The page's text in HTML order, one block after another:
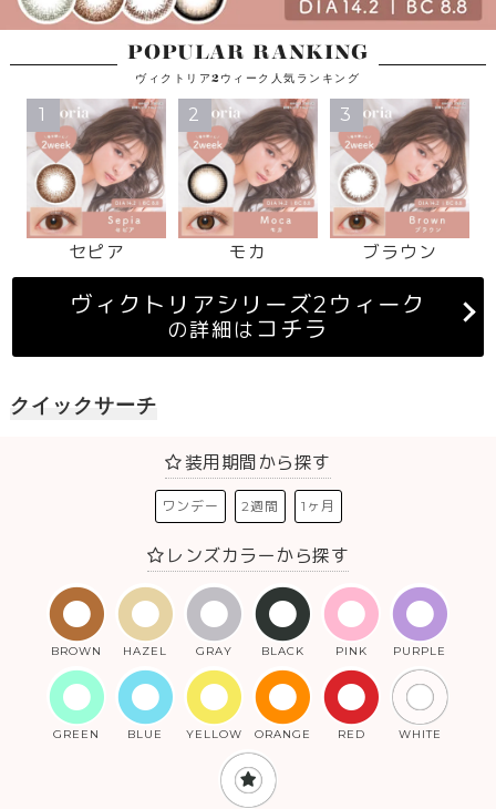
POPULAR RANKING
ヴィクトリア2ウィーク人気ランキング
1
セピア
2
モカ
3
ブラウン
ヴィクトリアシリーズ2ウィーク
の詳細は コチラ
クイックサーチ
装用期間から探す
ワンデー 2週間 1ヶ月
レンズカラーから探す
BROWN HAZEL GRAY BLACK PINK PURPLE
GREEN BLUE YELLOW ORANGE RED WHITE